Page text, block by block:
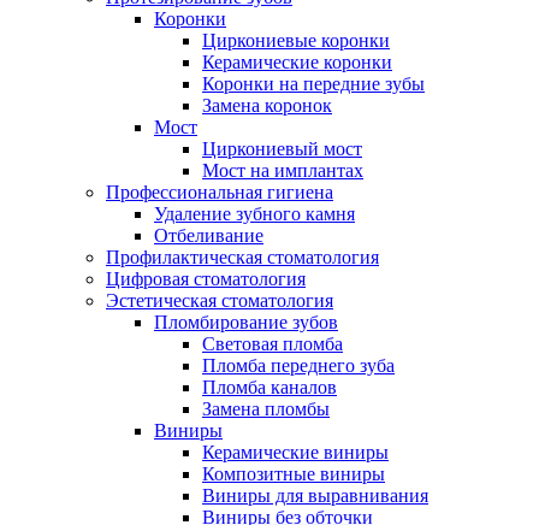
Коронки
Циркониевые коронки
Керамические коронки
Коронки на передние зубы
Замена коронок
Мост
Циркониевый мост
Мост на имплантах
Профессиональная гигиена
Удаление зубного камня
Отбеливание
Профилактическая стоматология
Цифровая стоматология
Эстетическая стоматология
Пломбирование зубов
Световая пломба
Пломба переднего зуба
Пломба каналов
Замена пломбы
Виниры
Керамические виниры
Композитные виниры
Виниры для выравнивания
Виниры без обточки